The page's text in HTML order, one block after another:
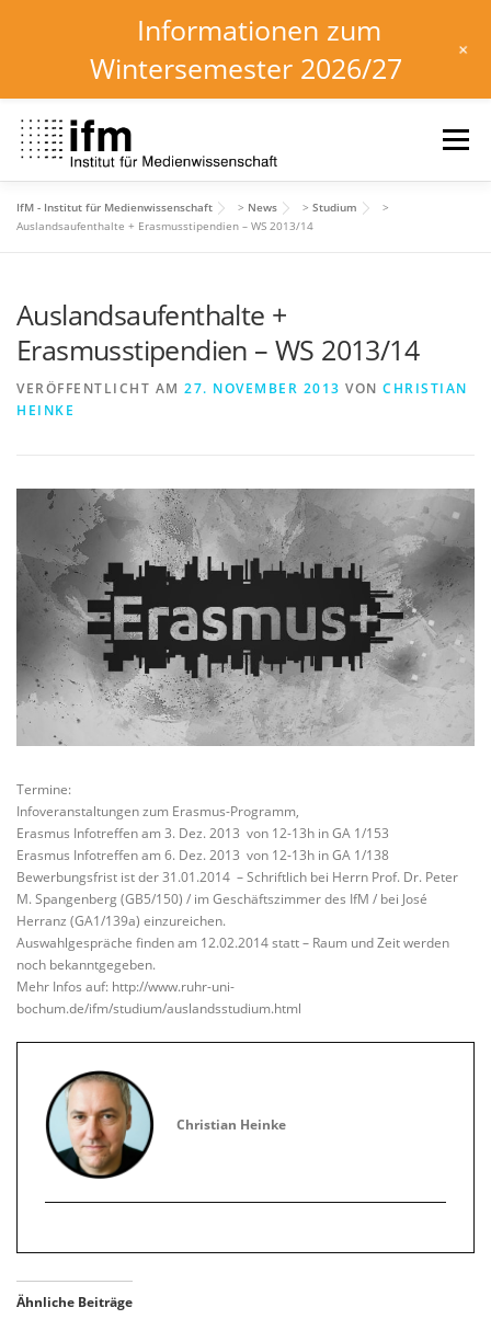
Inhalt
springen
Menü
HOME NEWS KALENDER
INSTITUT FORSCHUNG
IfM - Institut für Medienwissenschaft > News > Studium
>
Auslandsaufenthalte + Erasmusstipendien – WS 2013/14
Auslandsaufenthalte +
Erasmusstipendien – WS 2013/14
VERÖFFENTLICHT AM 27. NOVEMBER 2013 VON CHRISTIAN
HEINKE
Termine:
Infoveranstaltungen zum Erasmus-Programm,
Erasmus Infotreffen am 3. Dez. 2013 von 12-13h in GA 1/153
Erasmus Infotreffen am 6. Dez. 2013 von 12-13h in GA 1/138
Bewerbungsfrist ist der 31.01.2014 – Schriftlich bei Herrn Prof. Dr. Peter
M. Spangenberg (GB5/150) / im Geschäftszimmer des IfM / bei José
Herranz (GA1/139a) einzureichen.
Auswahlgespräche finden am 12.02.2014 statt – Raum und Zeit werden
noch bekanntgegeben.
Mehr Infos auf: http://www.ruhr-uni-
bochum.de/ifm/studium/auslandsstudium.html
Christian Heinke
Ähnliche Beiträge
Informationen zum
Wintersemester 2026/27
+